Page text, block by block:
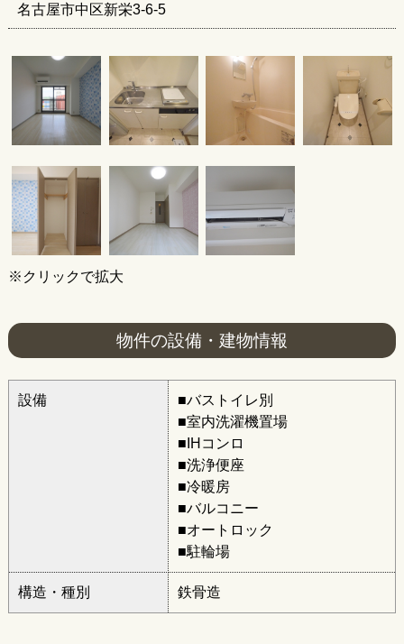
名古屋市中区新栄3-6-5
※クリックで拡大
物件の設備・建物情報
設備
■バストイレ別
■室内洗濯機置場
■IHコンロ
■洗浄便座
■冷暖房
■バルコニー
■オートロック
■駐輪場
構造・種別 鉄骨造